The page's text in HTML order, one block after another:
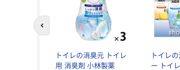
トイレの消臭元 トイレ
用 消臭剤 小林製薬
トイレ
ー トイ
前のスライドへ